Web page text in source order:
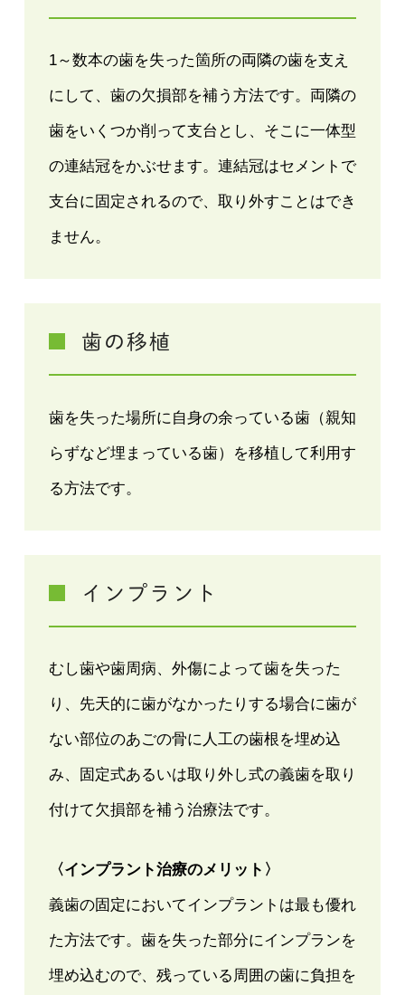
1～数本の歯を失った箇所の両隣の歯を支え
にして、歯の欠損部を補う方法です。両隣の
歯をいくつか削って支台とし、そこに一体型
の連結冠をかぶせます。連結冠はセメントで
支台に固定されるので、取り外すことはでき
ません。
歯の移植
歯を失った場所に自身の余っている歯（親知
らずなど埋まっている歯）を移植して利用す
る方法です。
インプラント
むし歯や歯周病、外傷によって歯を失った
り、先天的に歯がなかったりする場合に歯が
ない部位のあごの骨に人工の歯根を埋め込
み、固定式あるいは取り外し式の義歯を取り
付けて欠損部を補う治療法です。
〈インプラント治療のメリット〉
義歯の固定においてインプラントは最も優れ
た方法です。歯を失った部分にインプランを
埋め込むので、残っている周囲の歯に負担を